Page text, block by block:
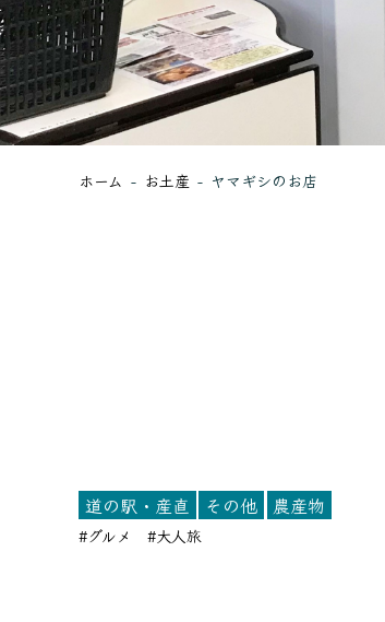
ホーム お土産 ヤマギシのお店
道の駅・産直 その他 農産物
#グルメ #大人旅